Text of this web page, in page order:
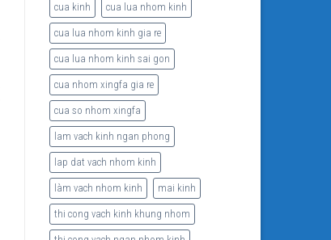
cua kinh cua lua nhom kinh
cua lua nhom kinh gia re
cua lua nhom kinh sai gon
cua nhom xingfa gia re
cua so nhom xingfa
lam vach kinh ngan phong
lap dat vach nhom kinh
làm vach nhom kinh mai kinh
thi cong vach kinh khung nhom